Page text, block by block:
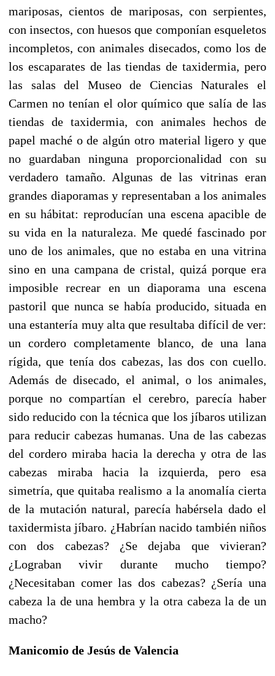
mariposas, cientos de mariposas, con serpientes,
con insectos, con huesos que componían esqueletos
incompletos, con animales disecados, como los de
los escaparates de las tiendas de taxidermia, pero
las salas del Museo de Ciencias Naturales el
Carmen no tenían el olor químico que salía de las
tiendas de taxidermia, con animales hechos de
papel maché o de algún otro material ligero y que
no guardaban ninguna proporcionalidad con su
verdadero tamaño. Algunas de las vitrinas eran
grandes diaporamas y representaban a los animales
en su hábitat: reproducían una escena apacible de
su vida en la naturaleza. Me quedé fascinado por
uno de los animales, que no estaba en una vitrina
sino en una campana de cristal, quizá porque era
imposible recrear en un diaporama una escena
pastoril que nunca se había producido, situada en
una estantería muy alta que resultaba difícil de ver:
un cordero completamente blanco, de una lana
rígida, que tenía dos cabezas, las dos con cuello.
Además de disecado, el animal, o los animales,
porque no compartían el cerebro, parecía haber
sido reducido con la técnica que los jíbaros utilizan
para reducir cabezas humanas. Una de las cabezas
del cordero miraba hacia la derecha y otra de las
cabezas miraba hacia la izquierda, pero esa
simetría, que quitaba realismo a la anomalía cierta
de la mutación natural, parecía habérsela dado el
taxidermista jíbaro. ¿Habrían nacido también niños
con dos cabezas? ¿Se dejaba que vivieran?
¿Lograban vivir durante mucho tiempo?
¿Necesitaban comer las dos cabezas? ¿Sería una
cabeza la de una hembra y la otra cabeza la de un
macho?
Manicomio de Jesús de Valencia